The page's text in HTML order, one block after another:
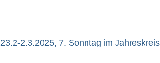
23.2-2.3.2025, 7. Sonntag im Jahreskreis